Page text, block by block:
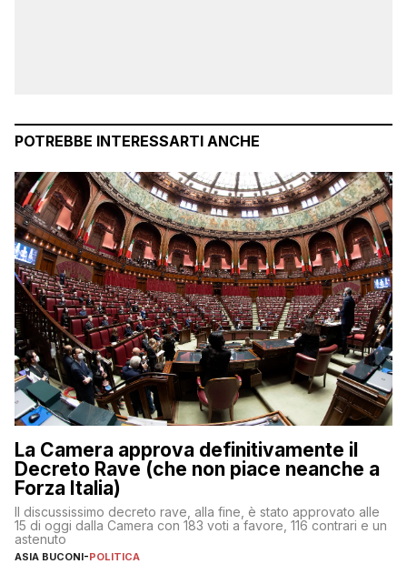
POTREBBE INTERESSARTI ANCHE
La Camera approva definitivamente il
Decreto Rave (che non piace neanche a
Forza Italia)
Il discussissimo decreto rave, alla fine, è stato approvato alle
15 di oggi dalla Camera con 183 voti a favore, 116 contrari e un
astenuto
ASIA BUCONI-POLITICA